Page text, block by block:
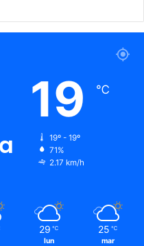
19 ℃
19º - 19º
71%
2.17 km/h
29 ℃
lun
25 ℃
mar